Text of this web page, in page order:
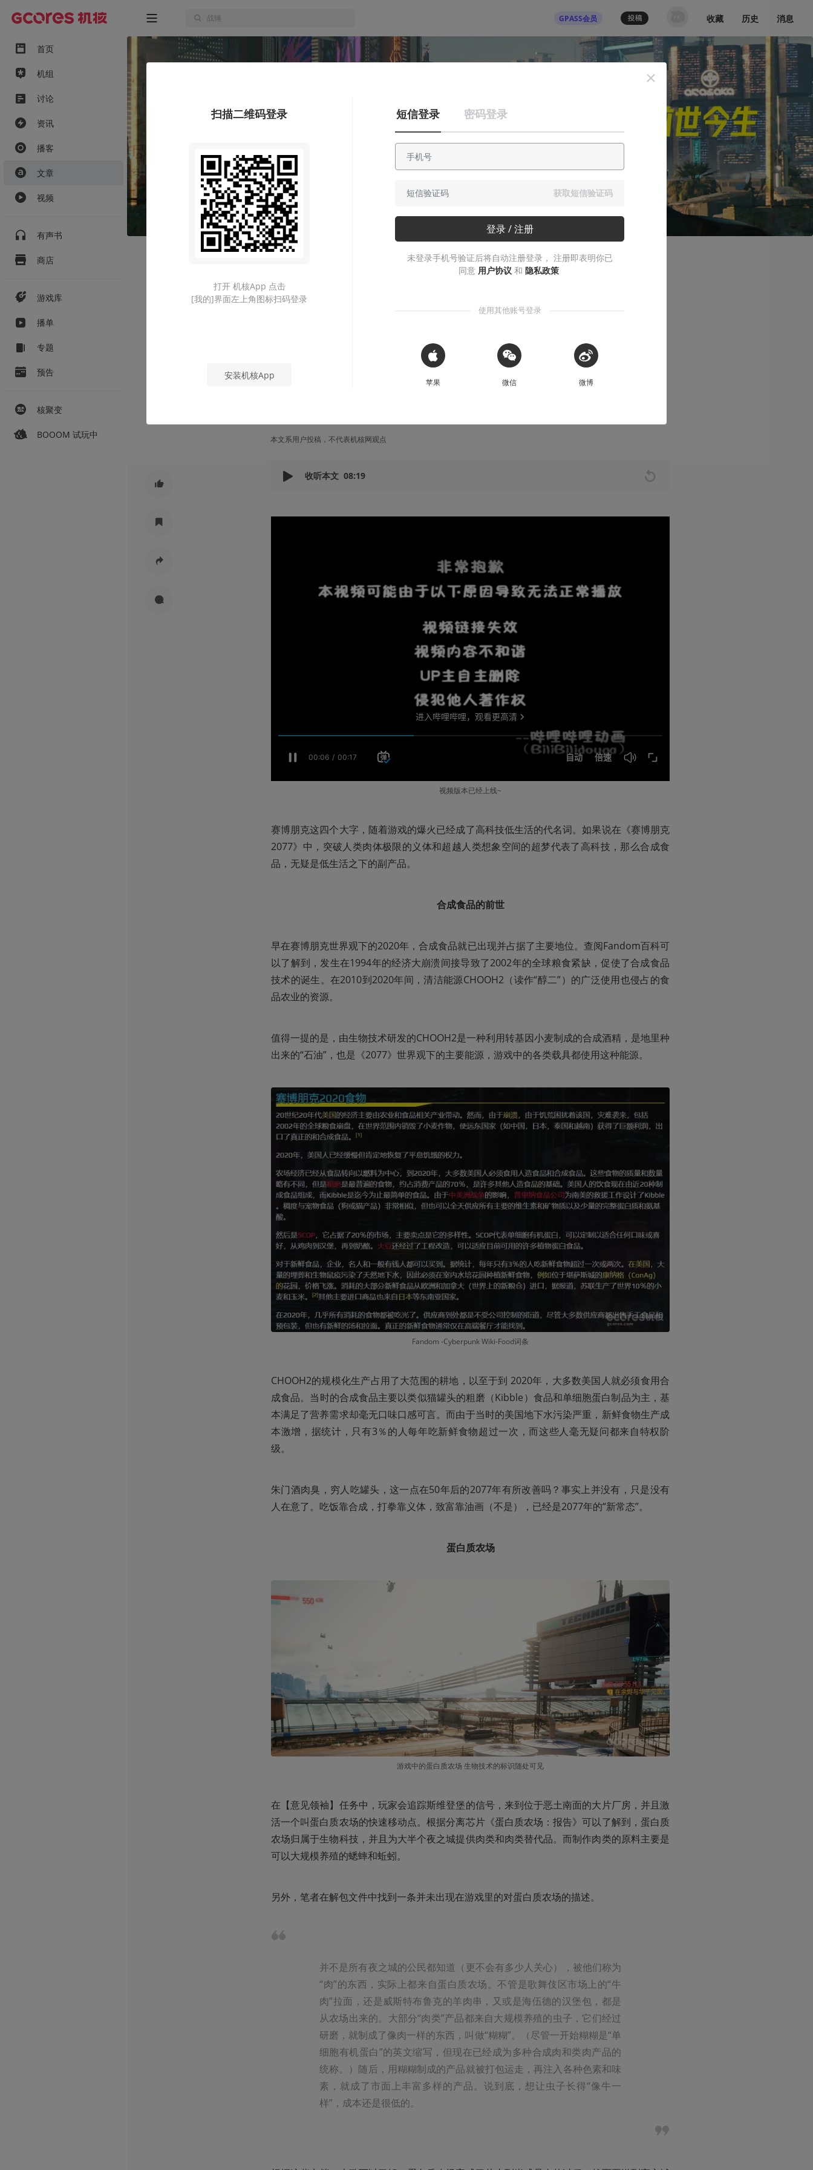
首页
机组
讨论
资讯
播客
文章
视频
有声书
商店
游戏库
播单
专题
预告
核聚变
BOOOM 试玩中
GPASS会员 收藏 历史 消息
《赛博朋克2077》世界观解读：食在夜之城，
本文系用户投稿，不代表机核网观点
收听本文 08:19
视频版本已经上线~
赛博朋克这四个大字，随着游戏的爆火已经成了高科技低生活的代名词。如果说在《赛博朋克
2077》中，突破人类肉体极限的义体和超越人类想象空间的超梦代表了高科技，那么合成食
品，无疑是低生活之下的副产品。
合成食品的前世
早在赛博朋克世界观下的2020年，合成食品就已出现并占据了主要地位。查阅Fandom百科可
以了解到，发生在1994年的经济大崩溃间接导致了2002年的全球粮食紧缺，促使了合成食品
技术的诞生。在2010到2020年间，清洁能源CHOOH2（读作“醇二”）的广泛使用也侵占的食
品农业的资源。
值得一提的是，由生物技术研发的CHOOH2是一种利用转基因小麦制成的合成酒精，是地里种
出来的“石油”，也是《2077》世界观下的主要能源，游戏中的各类载具都使用这种能源。
Fandom -Cyberpunk Wiki-Food词条
CHOOH2的规模化生产占用了大范围的耕地，以至于到 2020年，大多数美国人就必须食用合
成食品。当时的合成食品主要以类似猫罐头的粗磨（Kibble）食品和单细胞蛋白制品为主，基
本满足了营养需求却毫无口味口感可言。而由于当时的美国地下水污染严重，新鲜食物生产成
本激增，据统计，只有3％的人每年吃新鲜食物超过一次，而这些人毫无疑问都来自特权阶
级。
朱门酒肉臭，穷人吃罐头，这一点在50年后的2077年有所改善吗？事实上并没有，只是没有
人在意了。吃饭靠合成，打拳靠义体，致富靠油画（不是），已经是2077年的“新常态”。
蛋白质农场
游戏中的蛋白质农场 生物技术的标识随处可见
在【意见领袖】任务中，玩家会追踪斯维登堡的信号，来到位于恶土南面的大片厂房，并且激
活一个叫蛋白质农场的快速移动点。根据分离芯片《蛋白质农场：报告》可以了解到，蛋白质
农场归属于生物科技，并且为大半个夜之城提供肉类和肉类替代品。而制作肉类的原料主要是
可以大规模养殖的蟋蟀和蚯蚓。
另外，笔者在解包文件中找到一条并未出现在游戏里的对蛋白质农场的描述。
并不是所有夜之城的公民都知道（更不会有多少人关心），被他们称为
“肉”的东西，实际上都来自蛋白质农场。不管是歌舞伎区市场上的“牛
肉”拉面，还是威斯特布鲁克的羊肉串，又或是海伍德的汉堡包，都是
从农场出来的。大部分“肉类”产品都来自大规模养殖的虫子，它们经过
研磨，就制成了像肉一样的东西，叫做“糊糊”。（尽管一开始糊糊是“单
细胞有机蛋白”的英文缩写，但现在已经成为多种合成肉和类肉产品的
统称。）随后，用糊糊制成的产品就被打包运走，再注入各种色素和味
素，就成了市面上丰富多样的产品。说到底，想让虫子长得“像牛一
样”，成本还是很低的。
扫描二维码登录
打开 机核App 点击
[我的]界面左上角图标扫码登录
安装机核App
短信登录 密码登录
获取短信验证码
登录 / 注册
未登录手机号验证后将自动注册登录， 注册即表明你已
同意 用户协议 和 隐私政策
使用其他账号登录
 Sign in with Apple
苹果 微信 微博